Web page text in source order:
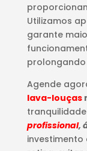
Utilizamos
garante
prolongando
Agende
lava-louças
profissional,